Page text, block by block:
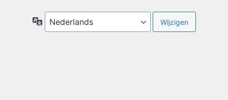
Taal